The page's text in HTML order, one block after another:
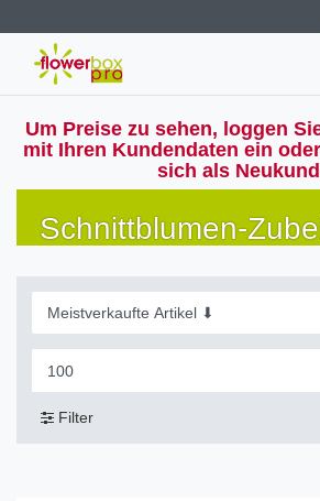
Um Preise zu sehen, loggen
mit Ihren Kundendaten ein
sich als
Schnittblumen-
Filter